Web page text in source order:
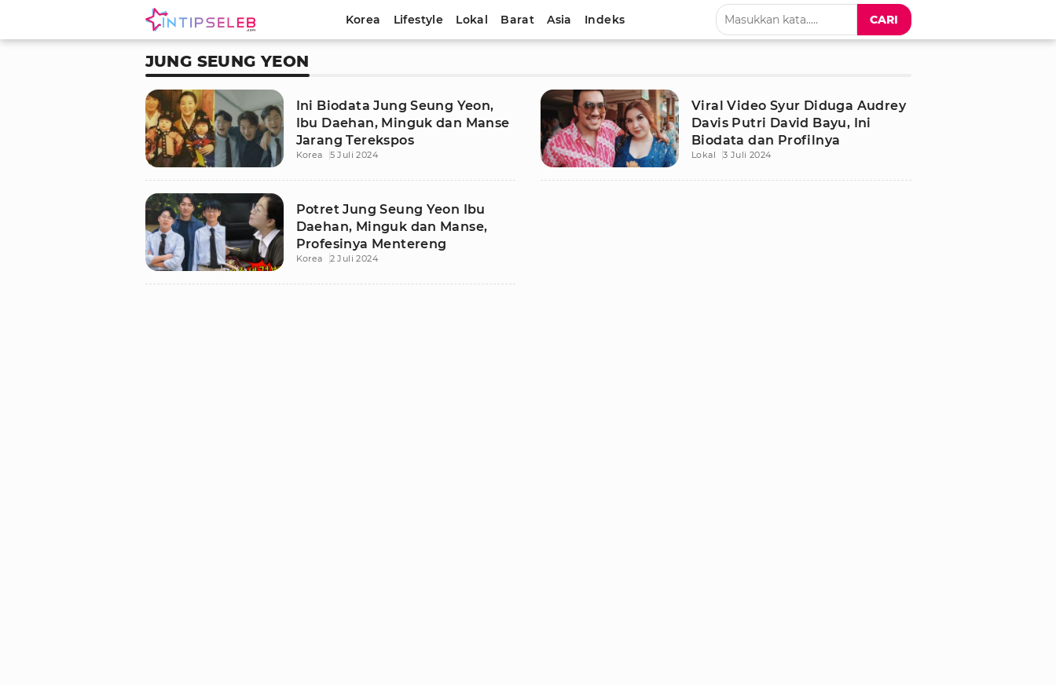
Korea Lifestyle Lokal Barat Asia Indeks CARI
JUNG SEUNG YEON
Ini Biodata Jung Seung Yeon,
Ibu Daehan, Minguk dan Manse
Jarang Terekspos
Korea 5 Juli 2024
Viral Video Syur Diduga Audrey
Davis Putri David Bayu, Ini
Biodata dan Profilnya
Lokal 3 Juli 2024
Potret Jung Seung Yeon Ibu
Daehan, Minguk dan Manse,
Profesinya Mentereng
Korea 2 Juli 2024